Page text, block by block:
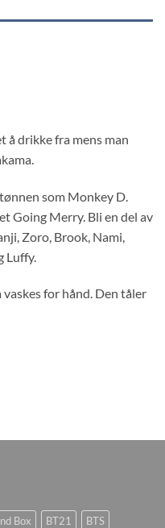
drikke fra mens man
som Monkey D.
Going Merry. Bli en del av
Zoro, Brook, Nami,
Luffy.
for hånd. Den tåler
Box BT21
BTS